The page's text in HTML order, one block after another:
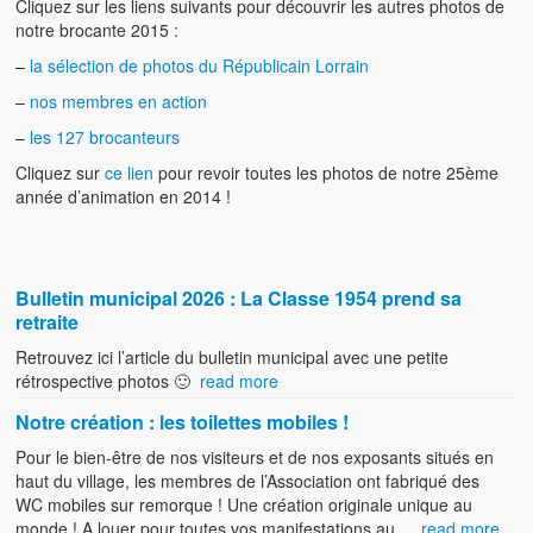
Willkommen
Cliquez sur les liens suivants pour découvrir les autres photos de
notre brocante 2015 :
– la sélection de photos du Républicain Lorrain
– nos membres en action
– les 127 brocanteurs
Cliquez surce lien pour revoir toutes les photos de notre 25ème
année d’animation en 2014 !
Bulletin municipal 2026 : La Classe 1954 prend sa
retraite
Retrouvez ici l’article du bulletin municipal avec une petite
rétrospective photos 🙂 read more
Notre création : les toilettes mobiles !
Pour le bien-être de nos visiteurs et de nos exposants situés en
haut du village, les membres de l’Association ont fabriqué des
WC mobiles sur remorque ! Une création originale unique au
monde ! A louer pour toutes vos manifestations au … read more